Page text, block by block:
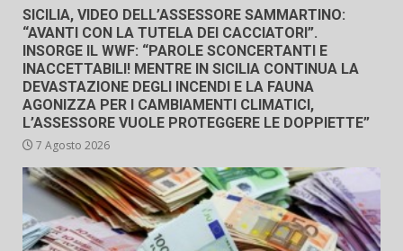
SICILIA, VIDEO DELL’ASSESSORE SAMMARTINO:
“AVANTI CON LA TUTELA DEI CACCIATORI”.
INSORGE IL WWF: “PAROLE SCONCERTANTI E
INACCETTABILI! MENTRE IN SICILIA CONTINUA LA
DEVASTAZIONE DEGLI INCENDI E LA FAUNA
AGONIZZA PER I CAMBIAMENTI CLIMATICI,
L’ASSESSORE VUOLE PROTEGGERE LE DOPPIETTE”
7 Agosto 2026